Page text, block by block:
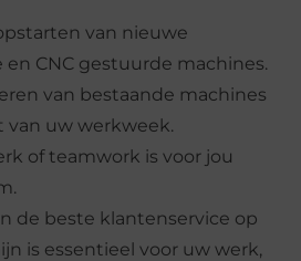
van nieuwe
CNC gestuurde machines.
van bestaande machines
van uw werkweek.
of teamwork is voor jou
de beste klantenservice op
is essentieel voor uw werk,